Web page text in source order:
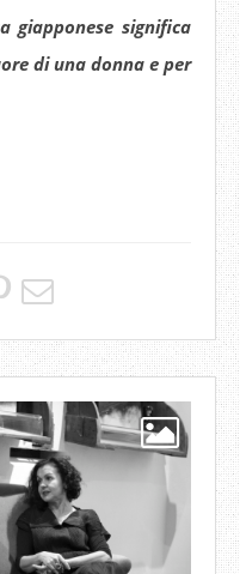
giapponese significa
di una donna e per